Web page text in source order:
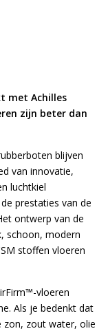
met Achilles
zijn beter dan
blijven
van innovatie,
luchtkiel
prestaties van de
ontwerp van de
schoon, modern
stoffen vloeren
vloeren
Als je bedenkt dat
zon, zout water, olie